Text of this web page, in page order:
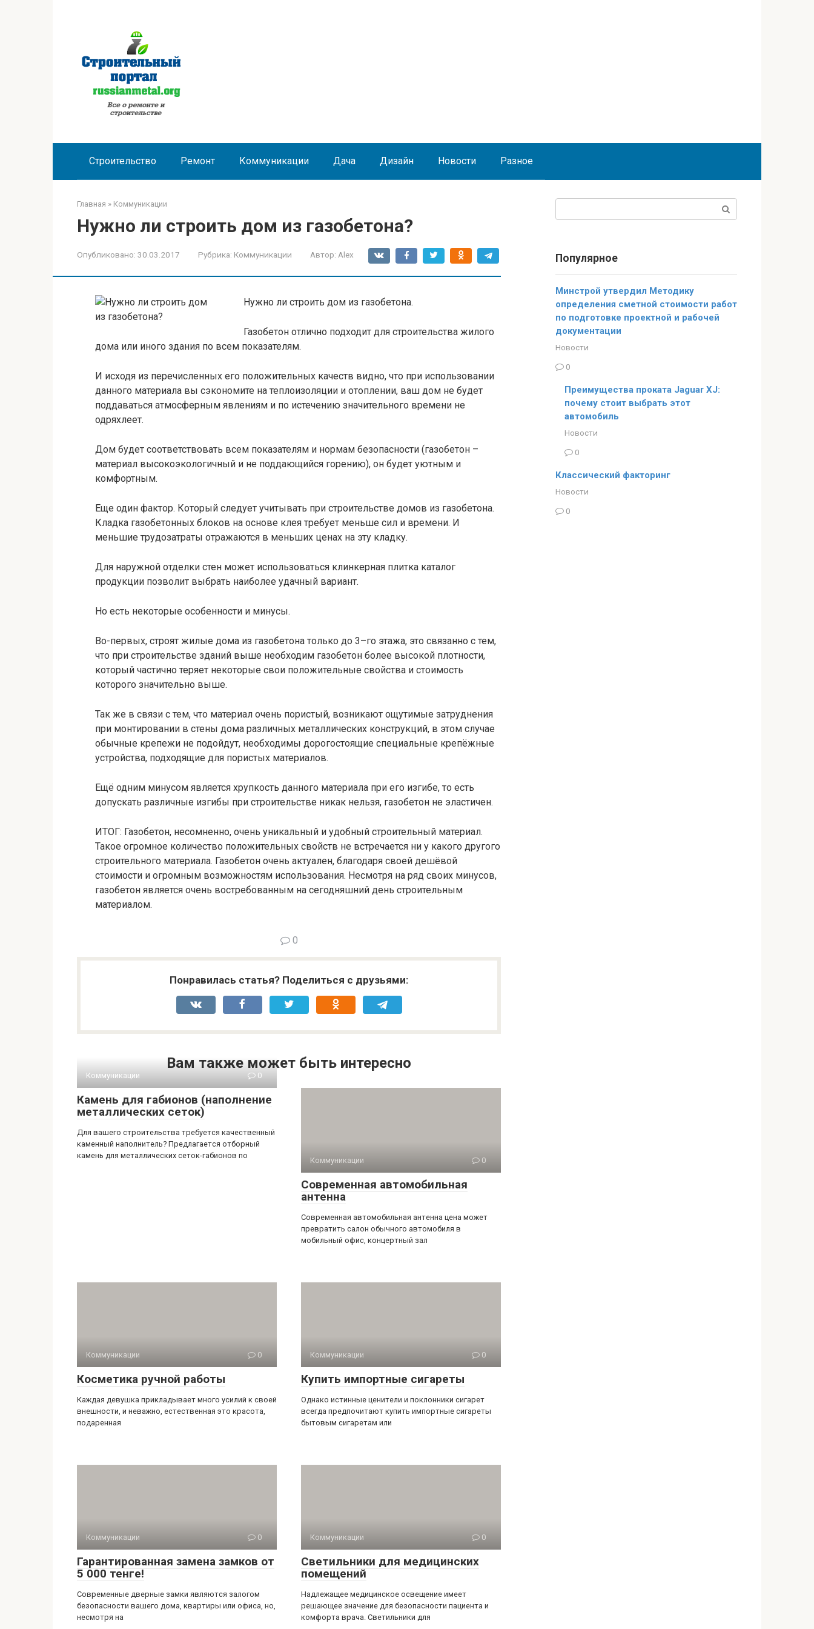
Строительство Ремонт Коммуникации Дача Дизайн Новости Разное
Главная » Коммуникации
Нужно ли строить дом из газобетона?
Опубликовано: 30.03.2017 Рубрика: Коммуникации Автор: Alex
Нужно ли строить дом из газобетона.
Газобетон отлично подходит для строительства жилого
дома или иного здания по всем показателям.
И исходя из перечисленных его положительных качеств видно, что при использовании
данного материала вы сэкономите на теплоизоляции и отоплении, ваш дом не будет
поддаваться атмосферным явлениям и по истечению значительного времени не
одряхлеет.
Дом будет соответствовать всем показателям и нормам безопасности (газобетон –
материал высокоэкологичный и не поддающийся горению), он будет уютным и
комфортным.
Еще один фактор. Который следует учитывать при строительстве домов из газобетона.
Кладка газобетонных блоков на основе клея требует меньше сил и времени. И
меньшие трудозатраты отражаются в меньших ценах на эту кладку.
Для наружной отделки стен может использоваться клинкерная плитка каталог
продукции позволит выбрать наиболее удачный вариант.
Но есть некоторые особенности и минусы.
Во-первых, строят жилые дома из газобетона только до 3–го этажа, это связанно с тем,
что при строительстве зданий выше необходим газобетон более высокой плотности,
который частично теряет некоторые свои положительные свойства и стоимость
которого значительно выше.
Так же в связи с тем, что материал очень пористый, возникают ощутимые затруднения
при монтировании в стены дома различных металлических конструкций, в этом случае
обычные крепежи не подойдут, необходимы дорогостоящие специальные крепёжные
устройства, подходящие для пористых материалов.
Ещё одним минусом является хрупкость данного материала при его изгибе, то есть
допускать различные изгибы при строительстве никак нельзя, газобетон не эластичен.
ИТОГ: Газобетон, несомненно, очень уникальный и удобный строительный материал.
Такое огромное количество положительных свойств не встречается ни у какого другого
строительного материала. Газобетон очень актуален, благодаря своей дешёвой
стоимости и огромным возможностям использования. Несмотря на ряд своих минусов,
газобетон является очень востребованным на сегодняшний день строительным
материалом.
0
Понравилась статья? Поделиться с друзьями:
Вам также может быть интересно
Коммуникации 0
Камень для габионов (наполнение
металлических сеток)
Для вашего строительства требуется качественный
каменный наполнитель? Предлагается отборный
камень для металлических сеток-габионов по
Коммуникации 0
Современная автомобильная
антенна
Современная автомобильная антенна цена может
превратить салон обычного автомобиля в
мобильный офис, концертный зал
Коммуникации 0
Косметика ручной работы
Каждая девушка прикладывает много усилий к своей
внешности, и неважно, естественная это красота,
подаренная
Коммуникации 0
Купить импортные сигареты
Однако истинные ценители и поклонники сигарет
всегда предпочитают купить импортные сигареты
бытовым сигаретам или
Коммуникации 0
Гарантированная замена замков от
5 000 тенге!
Современные дверные замки являются залогом
безопасности вашего дома, квартиры или офиса, но,
несмотря на
Коммуникации 0
Светильники для медицинских
помещений
Надлежащее медицинское освещение имеет
решающее значение для безопасности пациента и
комфорта врача. Светильники для
Популярное
Минстрой утвердил Методику
определения сметной стоимости работ
по подготовке проектной и рабочей
документации
Новости
0
Преимущества проката Jaguar XJ:
почему стоит выбрать этот
автомобиль
Новости
0
Классический факторинг
Новости
0